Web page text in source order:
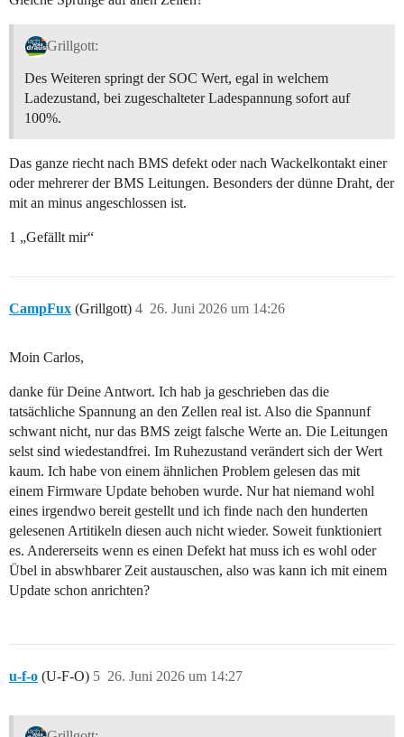
Grillgott:
Des Weiteren springt der SOC Wert, egal in welchem
Ladezustand, bei zugeschalteter Ladespannung sofort auf
100%.
Das ganze riecht nach BMS defekt oder nach Wackelkontakt einer
oder mehrerer der BMS Leitungen. Besonders der dünne Draht, der
mit an minus angeschlossen ist.
1 „Gefällt mir“
CampFux (Grillgott) 26. Juni 2026 um 14:26
4
Moin Carlos,
danke für Deine Antwort. Ich hab ja geschrieben das die
tatsächliche Spannung an den Zellen real ist. Also die Spannunf
schwant nicht, nur das BMS zeigt falsche Werte an. Die Leitungen
selst sind wiedestandfrei. Im Ruhezustand verändert sich der Wert
kaum. Ich habe von einem ähnlichen Problem gelesen das mit
einem Firmware Update behoben wurde. Nur hat niemand wohl
eines irgendwo bereit gestellt und ich finde nach den hunderten
gelesenen Artitikeln diesen auch nicht wieder. Soweit funktioniert
es. Andererseits wenn es einen Defekt hat muss ich es wohl oder
Übel in abswhbarer Zeit austauschen, also was kann ich mit einem
Update schon anrichten?
u-f-o (U-F-O) 26. Juni 2026 um 14:27
5